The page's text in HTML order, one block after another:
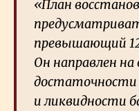
«План
превышающий
Он направлен на
и ликвидности